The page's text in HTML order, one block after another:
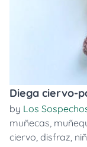
Diega ciervo-
by Los
muñecas,
ciervo, disfraz,